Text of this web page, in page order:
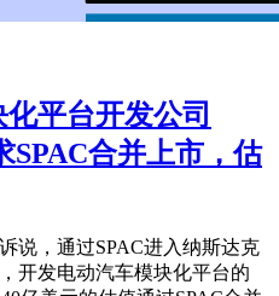
平台开发公司
SPAC合并上市，估
说，通过SPAC进入纳斯达克
开发电动汽车模块化平台的